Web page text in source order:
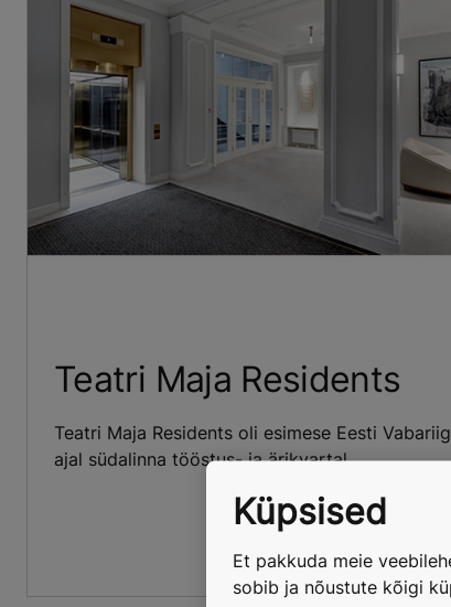
Teatri Maja Residents
Teatri Maja Residents oli esimese Eesti
ajal südalinna tööstus- ja ärikvartal.
Küpsised
Et pakkuda meie
sobib ja nõustute kõigi